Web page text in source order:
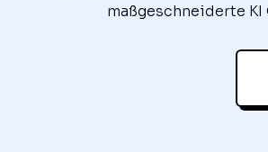
maßgeschneiderte